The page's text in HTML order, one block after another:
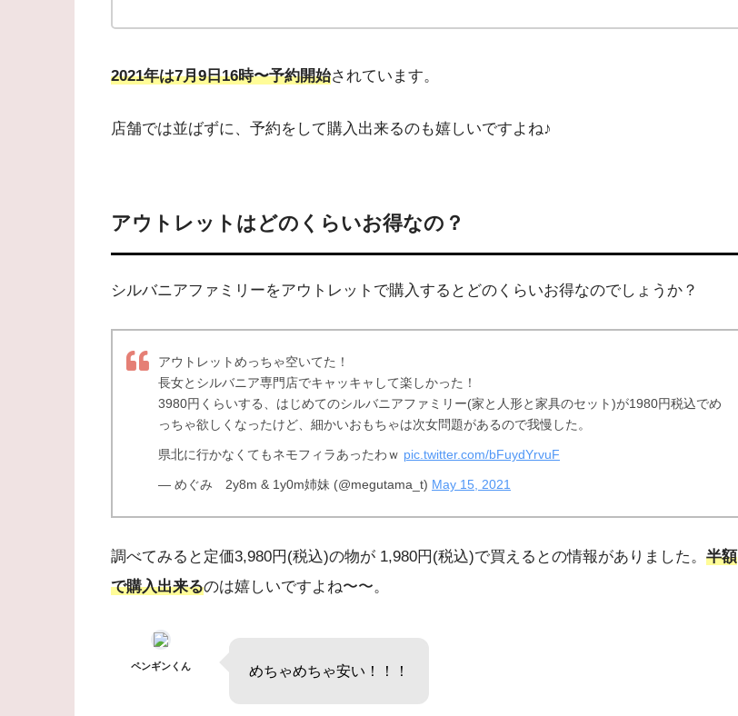
2021年は7月9日16時〜予約開始されています。
店舗では並ばずに、予約をして購入出来るのも嬉しいですよね♪
アウトレットはどのくらいお得なの？
シルバニアファミリーをアウトレットで購入するとどのくらいお得なのでしょうか？
アウトレットめっちゃ空いてた！
長女とシルバニア専門店でキャッキャして楽しかった！
3980円くらいする、はじめてのシルバニアファミリー(家と人形と家具のセット)が1980円税込でめ
っちゃ欲しくなったけど、細かいおもちゃは次女問題があるので我慢した。
県北に行かなくてもネモフィラあったわｗ pic.twitter.com/bFuydYrvuF
— めぐみ 2y8m & 1y0m姉妹 (@megutama_t) May 15, 2021
調べてみると定価3,980円(税込)の物が 1,980円(税込)で買えるとの情報がありました。 半額
で購入出来るのは嬉しいですよね〜〜。
ペンギンくん めちゃめちゃ安い！！！